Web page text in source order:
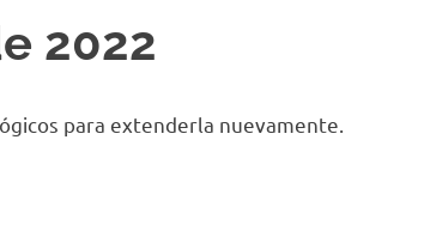
2022
para extenderla nuevamente.